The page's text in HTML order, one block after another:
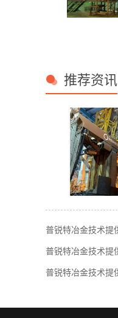
推荐资讯
普锐特冶金技术提
普锐特冶金技术提
普锐特冶金技术提